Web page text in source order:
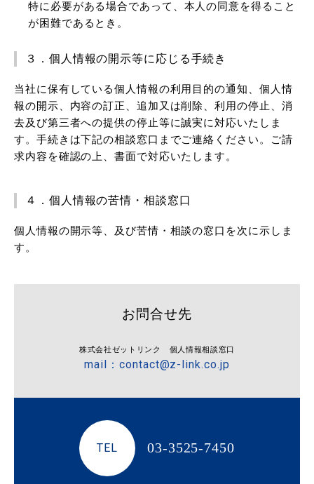
特に必要がある場合であって、本人の同意を得ること
が困難であるとき。
３．個人情報の開示等に応じる手続き
当社に保有している個人情報の利用目的の通知、個人情
報の開示、内容の訂正、追加又は削除、利用の停止、消
去及び第三者への提供の停止等に誠実に対応いたしま
す。手続きは下記の相談窓口までご連絡ください。ご請
求内容を確認の上、書面で対応いたします。
４．個人情報の苦情・相談窓口
個人情報の開示等、及び苦情・相談の窓口を次に示しま
す。
お問合せ先
株式会社ゼットリンク 個人情報相談窓口
mail：contact@z-link.co.jp
TEL 03-3525-7450